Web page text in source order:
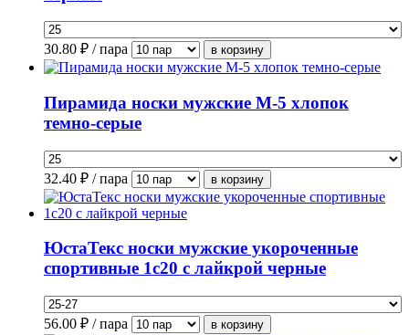
30.80 ₽ / пара
Пирамида носки мужские М-5 хлопок
темно-серые
32.40 ₽ / пара
ЮстаТекс носки мужские укороченные
спортивные 1с20 с лайкрой черные
56.00 ₽ / пара